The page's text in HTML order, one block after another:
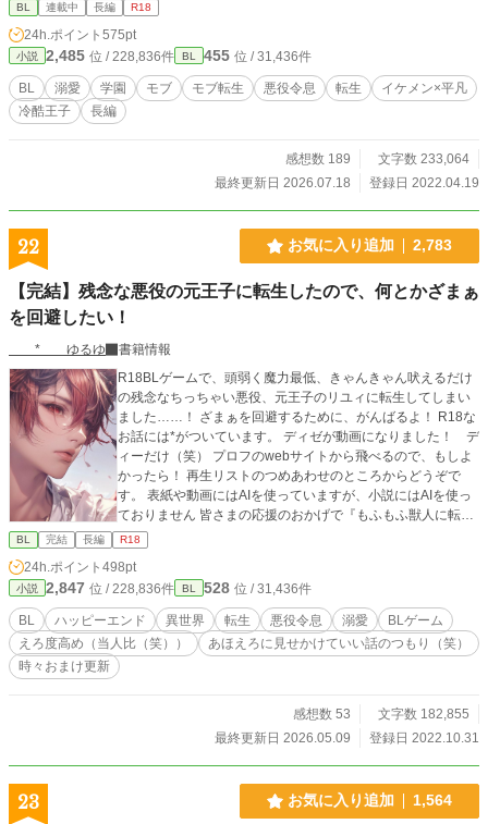
BL 連載中 長編 R18
24h.ポイント 575pt
小説 2,485 位 / 228,836件 BL 455 位 / 31,436件
BL 溺愛 学園 モブ モブ転生 悪役令息 転生
イケメン×平凡
冷酷王子
長編
感想数 189
文字数 233,064
最終更新日 2026.07.18
登録日 2022.04.19
22 お気に入り追加 2,783
【完結】残念な悪役の元王子に転生したので、何とかざまぁ
を回避したい！
* ゆるゆ
書籍情報
R18BLゲームで、頭弱く魔力最低、きゃんきゃん吠えるだけ
の残念なちっちゃい悪役、元王子のリユィに転生してしまい
ました……！ ざまぁを回避するために、がんばるよ！ R18な
お話には*がついています。 ディゼが動画になりました！ デ
ィーだけ（笑） プロフのwebサイトから飛べるので、もしよ
かったら！ 再生リストのつめあわせのところからどうぞで
す。 表紙や動画にはAIを使っていますが、小説にはAIを使っ
ておりません 皆さまの応援のおかげで『もふもふ獣人に転生
したら、最愛の推しに溺愛されています』書籍化、心から、
ありがとうございます！
BL 完結 長編 R18
24h.ポイント 498pt
小説 2,847 位 / 228,836件 BL 528 位 / 31,436件
BL ハッピーエンド 異世界 転生 悪役令息 溺愛
BLゲーム
えろ度高め（当人比（笑））
あほえろに見せかけていい話のつもり（笑）
時々おまけ更新
感想数 53
文字数 182,855
最終更新日 2026.05.09
登録日 2022.10.31
23 お気に入り追加 1,564